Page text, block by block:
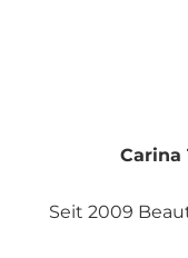
Carina
Seit 2009